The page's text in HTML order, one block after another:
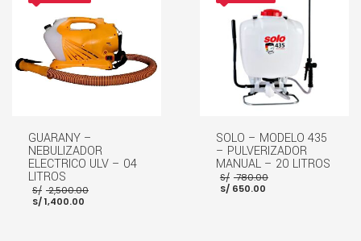
GUARANY –
NEBULIZADOR
ELECTRICO ULV – 04
LITROS
S/ 2,500.00
S/1,400.00
SOLO – MODELO 435
– PULVERIZADOR
MANUAL – 20 LITROS
S/ 780.00
S/650.00